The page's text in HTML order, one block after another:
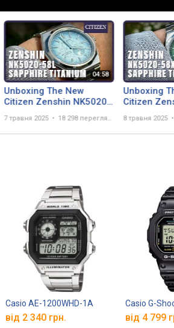
Unboxing The New
Citizen Zenshin NK5020-
7 травня 2025 18 298 переглядів
Unboxing
Citizen
8 травня 2025
Casio AE-1200WHD-1A
від 2 340 грн.
Casio G-
від 4 799